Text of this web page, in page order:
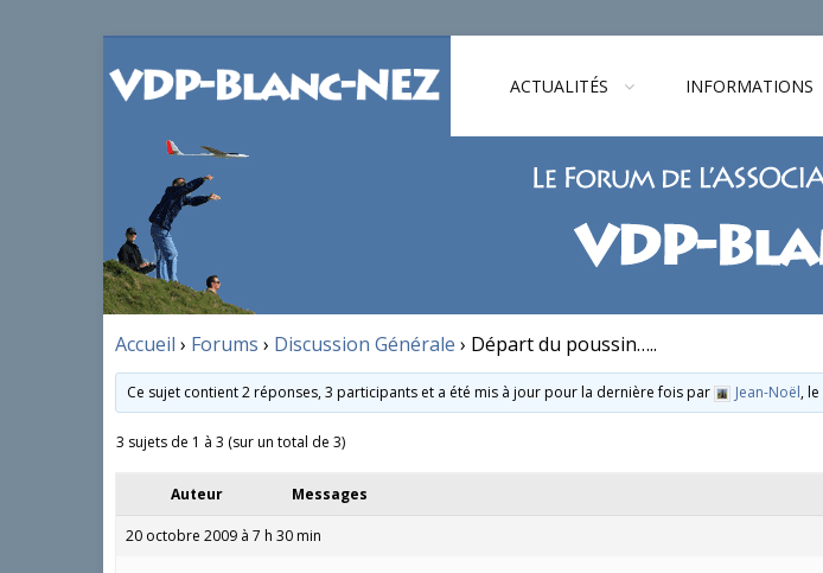
ACTUALITÉS INFORMATIONS
Accueil › Forums › Discussion Générale › Départ du poussin…..
Ce sujet contient 2 réponses, 3 participants et a été mis à jour pour la dernière fois par Jean-Noël, le
3 sujets de 1 à 3 (sur un total de 3)
Auteur Messages
20 octobre 2009 à 7 h 30 min